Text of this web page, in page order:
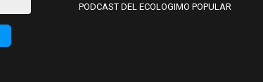
PODCAST DEL ECOLOGIMO POPULAR